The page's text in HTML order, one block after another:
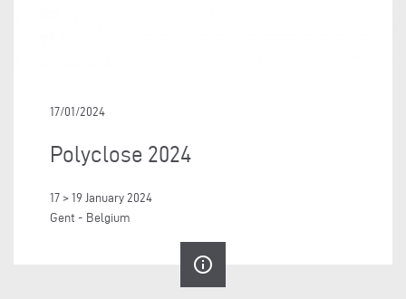
17/01/2024
Polyclose 2024
17 > 19 January 2024
Gent - Belgium
info_outline